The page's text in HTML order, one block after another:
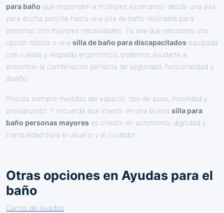
para baño que responden a múltiples escenarios: desde una silla
para ducha sencilla hasta una silla de baño reclinable para
personas con mayores necesidades. Ya sea que necesites una
opción básica o una silla de baño para discapacitados equipada
con ruedas y respaldo ergonómico, podemos ayudarte a
encontrar la combinación perfecta de seguridad, funcionalidad y
diseño.
Prioriza siempre medidas del espacio, tipo de aseo, movilidad y
presupuesto. Y recuerda que invertir en una buena silla para
baño personas mayores es investir en autonomía, dignidad y
tranquilidad para el usuario y el cuidador.
Otras opciones en Ayudas para el
baño
Carros de lavados